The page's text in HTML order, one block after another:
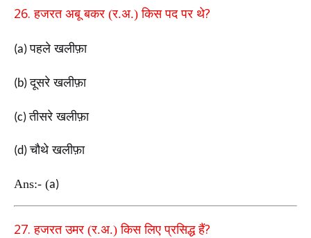
26.हजरत अबू बकर (र.अ.) किस पद पर थे?
(a)पहले खलीफ़ा
(b)दूसरे खलीफ़ा
(c)तीसरे खलीफ़ा
(d)चौथे खलीफ़ा
Ans:- (a)
27.हजरत उमर (र.अ.) किस लिए प्रसिद्ध हैं?